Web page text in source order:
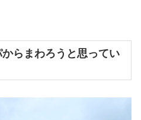
らまわろうと思ってい